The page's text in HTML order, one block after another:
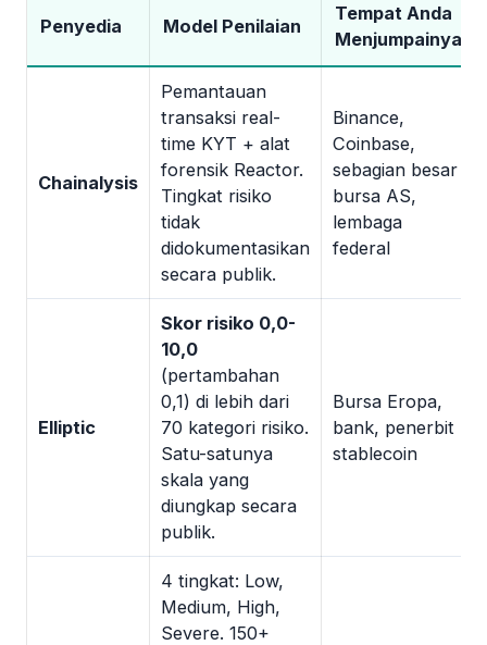
Penyedia Model Penilaian
Tempat Anda
Menjumpainya
Chainalysis
Pemantauan
transaksi real-
time KYT + alat
forensik Reactor.
Tingkat risiko
tidak
didokumentasikan
secara publik.
Binance,
Coinbase,
sebagian besar
bursa AS,
lembaga
federal
Elliptic
Skor risiko 0,0-
10,0
(pertambahan
0,1) di lebih dari
70 kategori risiko.
Satu-satunya
skala yang
diungkap secara
publik.
Bursa Eropa,
bank, penerbit
stablecoin
4 tingkat: Low,
Medium, High,
Severe. 150+